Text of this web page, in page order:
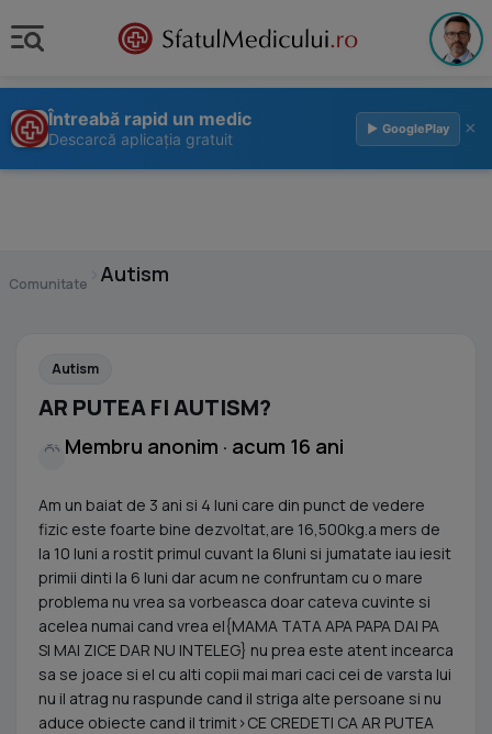
Întreabă rapid un medic
Descarcă aplicația gratuit
▶ GooglePlay ×
Comunitate Autism
Autism
AR PUTEA FI AUTISM?
Membru anonim · acum 16 ani
Am un baiat de 3 ani si 4 luni care din punct de vedere
fizic este foarte bine dezvoltat,are 16,500kg.a mers de
la 10 luni a rostit primul cuvant la 6luni si jumatate iau iesit
primii dinti la 6 luni dar acum ne confruntam cu o mare
problema nu vrea sa vorbeasca doar cateva cuvinte si
acelea numai cand vrea el{MAMA TATA APA PAPA DAI PA
SI MAI ZICE DAR NU INTELEG} nu prea este atent incearca
sa se joace si el cu alti copii mai mari caci cei de varsta lui
nu il atrag nu raspunde cand il striga alte persoane si nu
aduce obiecte cand il trimit>CE CREDETI CA AR PUTEA